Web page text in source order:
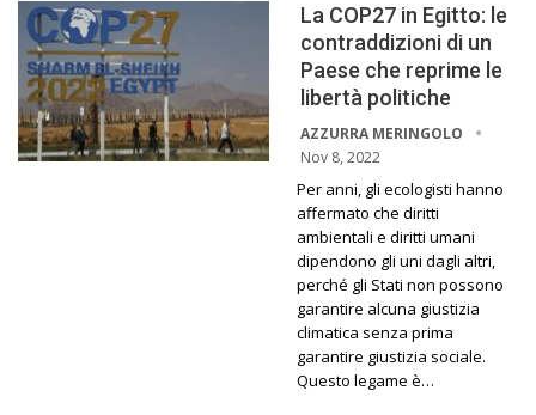
La COP27 in Egitto: le
contraddizioni di un
Paese che reprime le
libertà politiche
AZZURRA MERINGOLO
Nov 8, 2022
Per anni, gli ecologisti hanno
affermato che diritti
ambientali e diritti umani
dipendono gli uni dagli altri,
perché gli Stati non possono
garantire alcuna giustizia
climatica senza prima
garantire giustizia sociale.
Questo legame è…